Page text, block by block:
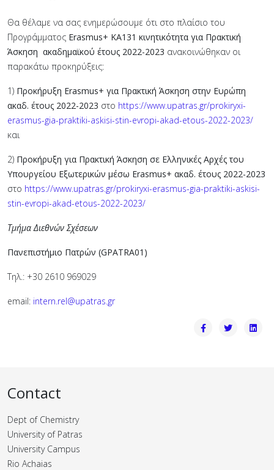
Θα θέλαμε να σας ενημερώσουμε ότι στο πλαίσιο του
Προγράμματος Erasmus+ ΚΑ131 κινητικότητα για Πρακτική
Άσκηση ακαδημαϊκού έτους 2022-2023 ανακοινώθηκαν οι
παρακάτω προκηρύξεις:
1) Προκήρυξη Erasmus+ για Πρακτική Άσκηση στην Ευρώπη
ακαδ. έτους 2022-2023 στο https://www.upatras.gr/prokiryxi-
erasmus-gia-praktiki-askisi-stin-evropi-akad-etous-2022-2023/
και
2) Προκήρυξη για Πρακτική Άσκηση σε Ελληνικές Αρχές του
Υπουργείου Εξωτερικών μέσω Erasmus+ ακαδ. έτους 2022-2023
στο https://www.upatras.gr/prokiryxi-erasmus-gia-praktiki-askisi-
stin-evropi-akad-etous-2022-2023/
Τμήμα Διεθνών Σχέσεων
Πανεπιστήμιο Πατρών (GPATRA01)
Τηλ.: +30 2610 969029
email: intern.rel@upatras.gr
Contact
Dept of Chemistry
University of Patras
University Campus
Rio Achaias